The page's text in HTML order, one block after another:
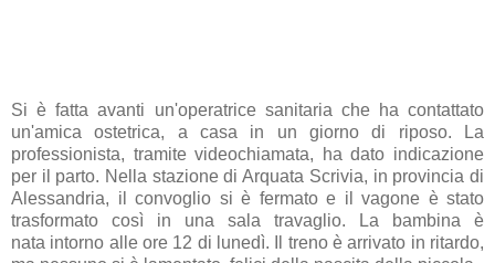
Si è fatta avanti un'operatrice sanitaria che ha contattato
un'amica ostetrica, a casa in un giorno di riposo. La
professionista, tramite videochiamata, ha dato indicazione
per il parto. Nella stazione di Arquata Scrivia, in provincia di
Alessandria, il convoglio si è fermato e il vagone è stato
trasformato così in una sala travaglio.
La bambina è
nata intorno alle ore 12 di lunedì. Il treno è arrivato in ritardo,